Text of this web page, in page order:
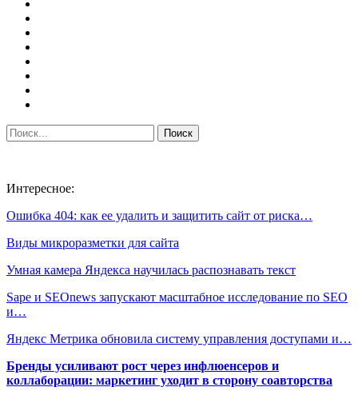
Интересное:
Ошибка 404: как ее удалить и защитить сайт от риска…
Виды микроразметки для сайта
Умная камера Яндекса научилась распознавать текст
Sape и SEOnews запускают масштабное исследование по SEO
и…
Яндекс Метрика обновила систему управления доступами и…
Бренды усиливают рост через инфлюенсеров и
коллаборации: маркетинг уходит в сторону соавторства